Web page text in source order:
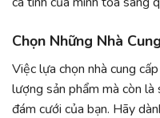
Chọn Những Nhà
Việc lựa chọn nhà cung
lượng sản phẩm mà còn
đám cưới của bạn. Hãy